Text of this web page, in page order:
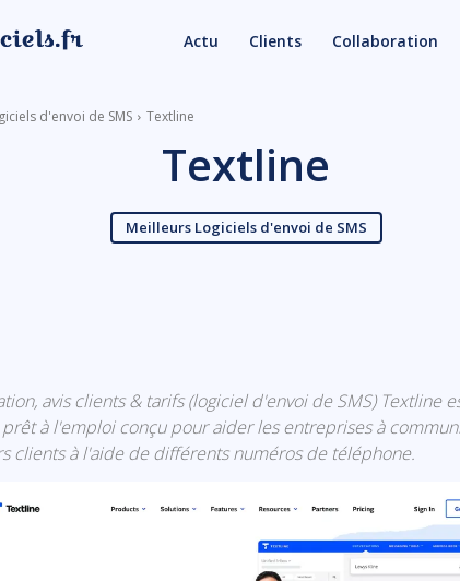
Actu Clients Collaboration
d'envoi de SMS Textline
Textline
Meilleurs Logiciels d'envoi de SMS
avis clients & tarifs (logiciel d'envoi de SMS) Textline
à l'emploi conçu pour aider les entreprises à
clients à l'aide de différents numéros de téléphone.